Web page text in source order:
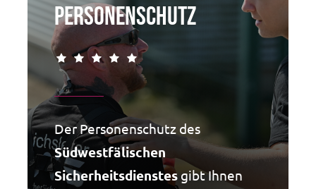
Personenschutz
Der Personenschutz des
Südwestfälischen
Sicherheitsdienstes gibt Ihnen